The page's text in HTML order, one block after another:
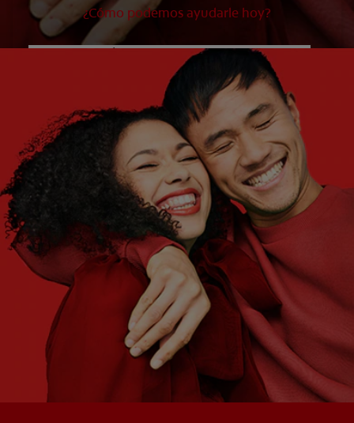
¿Cómo podemos ayudarle hoy?
¿QUÉ ES LO QUE NECESITA?
¿CUÁLES SON SUS OBJETIVOS?
Elija una opción
Empezar